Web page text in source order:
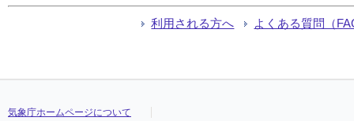
利用される方へ よくある質問（
気象庁ホームページについて